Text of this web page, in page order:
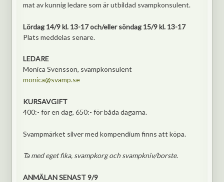
mat av kunnig ledare som är utbildad svampkonsulent.
Lördag 14/9 kl. 13-17 och/eller söndag 15/9 kl. 13-17
Plats meddelas senare.
LEDARE
Monica Svensson, svampkonsulent
monica@svamp.se
KURSAVGIFT
400:- för en dag, 650:- för båda dagarna.
Svampmärket silver med kompendium finns att köpa.
Ta med eget fika, svampkorg och svampkniv/borste.
ANMÄLAN SENAST 9/9